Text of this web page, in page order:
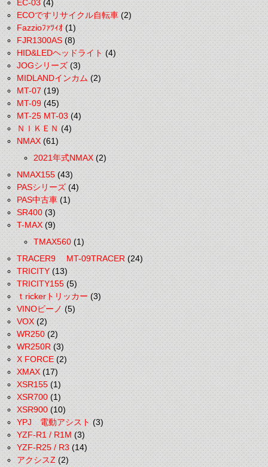
EC-03(4)
ECOですリサイクル自転車(2)
Fazzioﾌｧﾂｨｵ(1)
FJR1300AS(8)
HID&LEDヘッドライト(4)
JOGシリーズ(3)
MIDLANDインカム(2)
MT-07(19)
MT-09(45)
MT-25 MT-03(4)
ＮＩＫＥＮ(4)
NMAX(61)
2021年式NMAX(2)
NMAX155(43)
PASシリーズ(4)
PAS中古車(1)
SR400(3)
T-MAX(9)
TMAX560(1)
TRACER9 MT-09TRACER(24)
TRICITY(13)
TRICITY155(5)
ｔrickerトリッカー(3)
VINOビーノ(5)
VOX(2)
WR250(2)
WR250R(3)
X FORCE(2)
XMAX(17)
XSR155(1)
XSR700(1)
XSR900(10)
YPJ 電動アシスト(3)
YZF-R1 / R1M(3)
YZF-R25 / R3(14)
アクシスZ(2)